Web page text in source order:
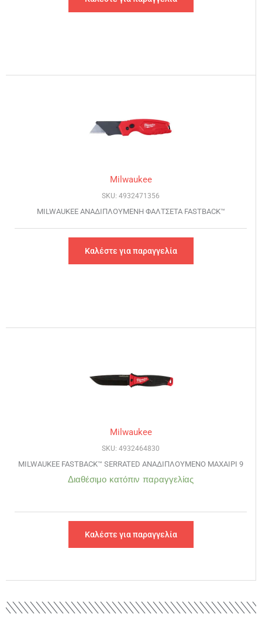
Milwaukee
SKU: 4932471356
MILWAUKEE ΑΝΑΔΙΠΛΟΥΜΕΝΗ ΦΑΛΤΣΕΤΑ FASTBACK™
Καλέστε για παραγγελία
Milwaukee
SKU: 4932464830
MILWAUKEE FASTBACK™ SERRATED ΑΝΑΔΙΠΛΟΥΜΕΝΟ ΜΑΧΑΙΡΙ 9
Διαθέσιμο κατόπιν παραγγελίας
Καλέστε για παραγγελία